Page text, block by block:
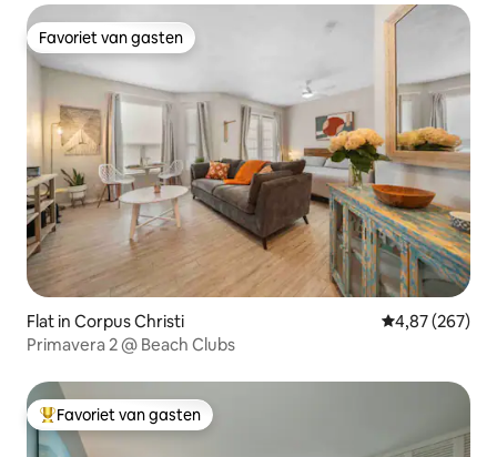
Favoriet van gasten
Favoriet van gasten
Flat in Corpus Christi Gemiddelde
4,87 (267)
Primavera 2 @ Beach Clubs
Topfavoriet van gasten
Favoriet van gasten